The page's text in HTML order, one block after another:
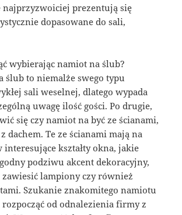
najprzyzwoiciej prezentują się
dopasowane do sali,
wybierając namiot na ślub?
ślub to niemalże swego typu
sali weselnej, dlatego wypada
uwagę ilość gości. Po drugie,
się czy namiot na być ze ścianami,
dachem. Te ze ścianami mają na
interesujące kształty okna, jakie
podziwu akcent dekoracyjny,
lampiony czy również
Szukanie znakomitego namiotu
od odnalezienia firmy z